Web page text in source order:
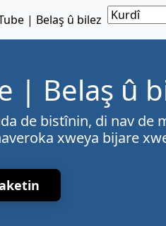
| Belaş û bilez
| Belaş û
de bistînin, di nav de
xweya bijare